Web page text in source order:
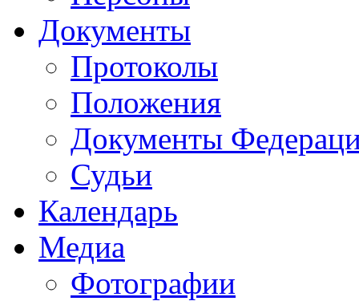
Документы
Протоколы
Положения
Документы
Судьи
Календарь
Медиа
Фотографии